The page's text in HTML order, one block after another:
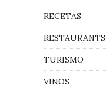
RECETAS
RESTAURANTS
TURISMO
VINOS